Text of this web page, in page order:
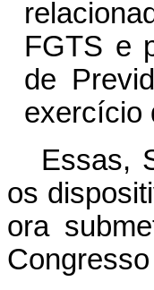
FGTS e
de
exercício
Essas,
os
ora